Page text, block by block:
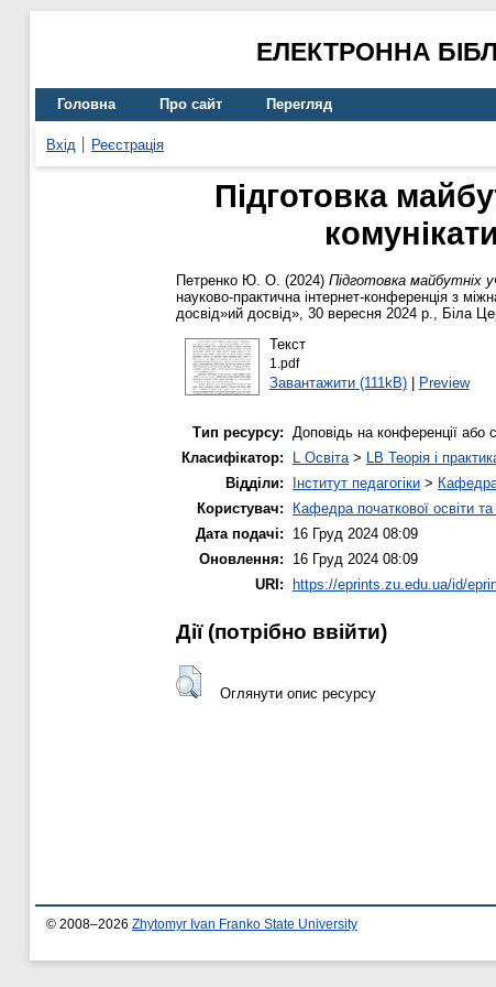
ЕЛЕКТРОННА
Головна Про сайт Перегляд
Вхід Реєстрація
Підготовка
Петренко Ю. О. (2024) Підготовка майбутніх
науково-практична інтернет-конференція з
досвід»ий досвід», 30 вересня 2024 р., Біла
Текст
1.pdf
Завантажити (111kB)| Preview
Тип ресурсу: Доповідь на конференції або
Класифікатор:
L Освіта> LB Теорія і
Відділи:
Інститут педагогіки >
Користувач:
Кафедра початкової освіти
Дата подачі:
16 Груд 2024 08:09
Оновлення:
16 Груд 2024 08:09
URI:
https://eprints.zu.edu.ua/id/
Дії ​​(потрібно ввійти)
Оглянути опис ресурсу
© 2008–2026 Zhytomyr Ivan Franko State University